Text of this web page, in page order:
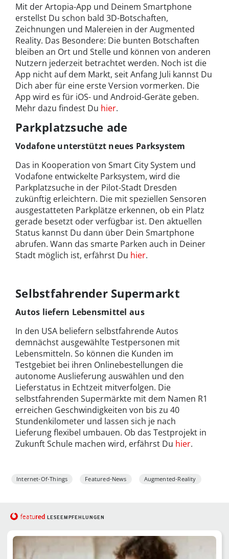
Mit der Artopia-App und Deinem Smartphone
erstellst Du schon bald 3D-Botschaften,
Zeichnungen und Malereien in der Augmented
Reality. Das Besondere: Die bunten Botschaften
bleiben an Ort und Stelle und können von anderen
Nutzern jederzeit betrachtet werden. Noch ist die
App nicht auf dem Markt, seit Anfang Juli kannst Du
Dich aber für eine erste Version vormerken. Die
App wird es für iOS- und Android-Geräte geben.
Mehr dazu findest Du hier.
Parkplatzsuche ade
Vodafone unterstützt neues Parksystem
Das in Kooperation von Smart City System und
Vodafone entwickelte Parksystem, wird die
Parkplatzsuche in der Pilot-Stadt Dresden
zukünftig erleichtern. Die mit speziellen Sensoren
ausgestatteten Parkplätze erkennen, ob ein Platz
gerade besetzt oder verfügbar ist. Den aktuellen
Status kannst Du dann über Dein Smartphone
abrufen. Wann das smarte Parken auch in Deiner
Stadt möglich ist, erfährst Du hier.
Selbstfahrender Supermarkt
Autos liefern Lebensmittel aus
In den USA beliefern selbstfahrende Autos
demnächst ausgewählte Testpersonen mit
Lebensmitteln. So können die Kunden im
Testgebiet bei ihren Onlinebestellungen die
autonome Auslieferung auswählen und den
Lieferstatus in Echtzeit mitverfolgen. Die
selbstfahrenden Supermärkte mit dem Namen R1
erreichen Geschwindigkeiten von bis zu 40
Stundenkilometer und lassen sich je nach
Lieferung flexibel umbauen. Ob das Testprojekt in
Zukunft Schule machen wird, erfährst Du hier.
Internet-Of-Things Featured-News Augmented-Reality
featured LESEEMPFEHLUNGEN